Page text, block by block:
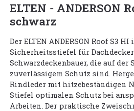
ELTEN - ANDERSON
schwarz
Der ELTEN ANDERSON Roof S3
Sicherheitsstiefel für
Schwarzdeckenbauer, die auf der
zuverlässigem Schutz sind.
Rindleder mit hitzebeständigen
Stiefel optimalen Schutz bei
Arbeiten. Der praktische